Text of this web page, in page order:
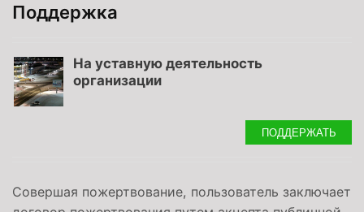
Поддержка
На уставную деятельность
организации
ПОДДЕРЖАТЬ
Совершая пожертвование, пользователь заключает